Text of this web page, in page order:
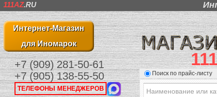
111AZ.RU
Интернет-Магазин
для Иномарок
+7 (909) 281-50-61
+7 (905) 138-55-50
ТЕЛЕФОНЫ МЕНЕДЖЕРОВ
Поиск по прайс-листу